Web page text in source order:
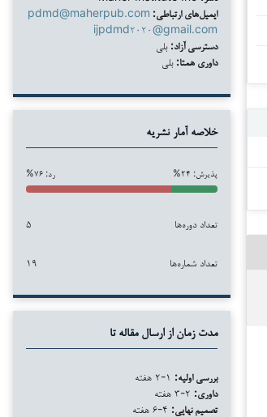
ایمیل‌های ارتباطی: pdmd@maherpub.com
ijpdmd۲۰۲۰@gmail.com
دسترسی آزاد: بلی
داوری همتا: بلی
خلاصه آمار نشریه
پذیرش: ۲۴% رد: ۷۶%
تعداد دوره‌ها ۵
تعداد شماره‌ها ۱۹
مدت زمان از ارسال مقاله تا
بررسی اولیه:
داوری:
تصمیم نهایی: